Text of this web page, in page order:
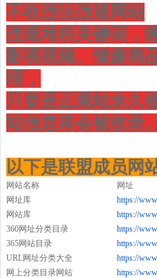
不收违法违规网站
违规堆积关键词，
影视视频、情趣商
理，
只要是正规站永久
站信息将会被收录。
以下是联盟成员网
网站名称
网址
网址库
https://
网站库
https://
360网址分类目录
https://
365网站目录
https://
URL网址分类大全
https://
网上分类目录网站
https://